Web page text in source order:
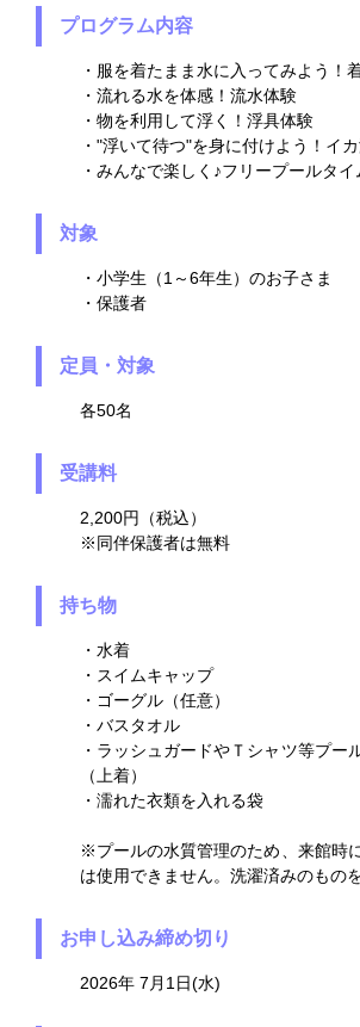
プログラム内容
・服を着たまま水に入ってみよう！
・流れる水を体感！流水体験
・物を利用して浮く！浮具体験
・"浮いて待つ"を身に付けよう！イ
・みんなで楽しく♪フリープールタイ
対象
・小学生（1～6年生）のお子さま
・保護者
定員・対象
各50名
受講料
2,200円（税込）
※同伴保護者は無料
持ち物
・水着
・スイムキャップ
・ゴーグル（任意）
・バスタオル
・ラッシュガードやＴシャツ等プー
（上着）
・濡れた衣類を入れる袋
※プールの水質管理のため、来館時
は使用できません。洗濯済みのもの
お申し込み締め切り
2026年 7月1日(水)